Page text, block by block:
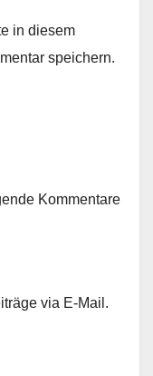
in diesem
speichern.
Kommentare
via E-Mail.